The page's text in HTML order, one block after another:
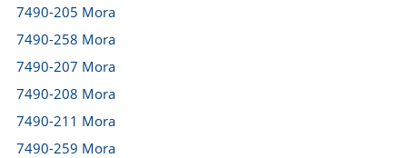
7490-205 Mora
7490-258 Mora
7490-207 Mora
7490-208 Mora
7490-211 Mora
7490-259 Mora